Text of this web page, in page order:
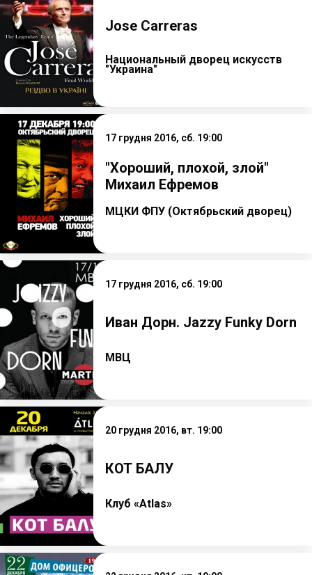
Jose Carreras
Национальный дворец искусств
"Украина"
17 грудня 2016, сб. 19:00
"Хороший, плохой, злой"
Михаил Ефремов
МЦКИ ФПУ (Октябрьский дворец)
17 грудня 2016, сб. 19:00
Иван Дорн. Jazzy Funky Dorn
МВЦ
20 грудня 2016, вт. 19:00
КОТ БАЛУ
Клуб «Atlas»